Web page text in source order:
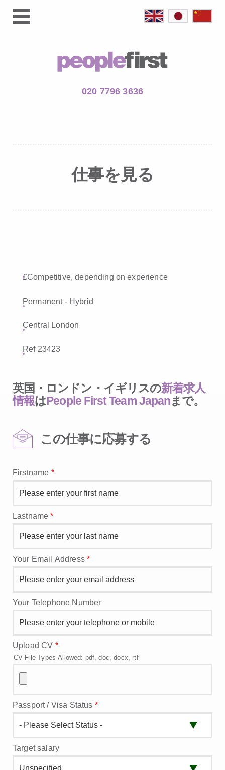
020 7796 3636
仕事を見る
£Competitive, depending on experience
Permanent - Hybrid
Central London
Ref 23423
英国・ロンドン・イギリスの新着求人
情報はPeople First Team Japanまで。
この仕事に応募する
Firstname *
Lastname*
Your Email Address*
Your Telephone Number
Upload CV *
CV File Types Allowed: pdf, doc, docx, rtf
Passport / Visa Status *
Target salary